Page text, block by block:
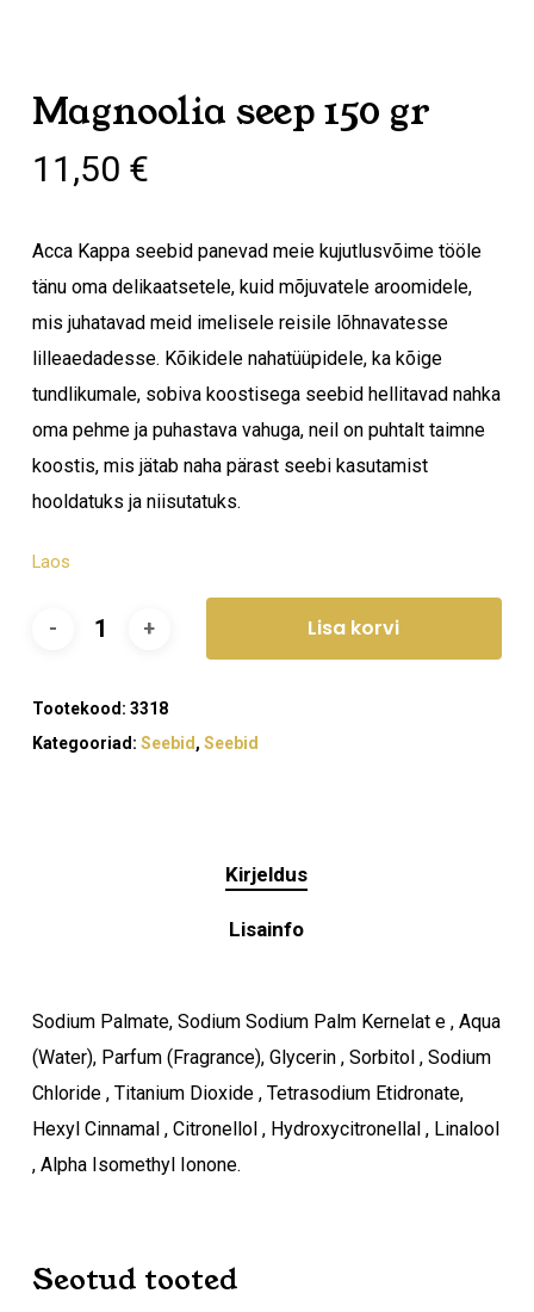
Magnoolia seep 150 gr
11,50 €
Acca Kappa seebid panevad meie kujutlusvõime tööle
tänu oma delikaatsetele, kuid mõjuvatele aroomidele,
mis juhatavad meid imelisele reisile lõhnavatesse
lilleaedadesse. Kõikidele nahatüüpidele, ka kõige
tundlikumale, sobiva koostisega seebid hellitavad nahka
oma pehme ja puhastava vahuga, neil on puhtalt taimne
koostis, mis jätab naha pärast seebi kasutamist
hooldatuks ja niisutatuks.
Laos
Lisa korvi
Tootekood: 3318
Kategooriad: Seebid , Seebid
Kirjeldus
Lisainfo
Sodium Palmate, Sodium Sodium Palm Kernelat e , Aqua
(Water), Parfum (Fragrance), Glycerin , Sorbitol , Sodium
Chloride , Titanium Dioxide , Tetrasodium Etidronate,
Hexyl Cinnamal , Citronellol , Hydroxycitronellal , Linalool
, Alpha Isomethyl Ionone.
Seotud tooted